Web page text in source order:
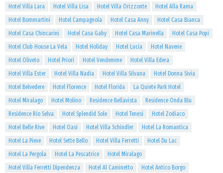
Hotel Villa Lara
Hotel Villa Lisa Hotel Villa Orizzonte
Hotel Alla Rama
Hotel Bommartini
Hotel Campagnola Hotel Casa Anny
Hotel Casa Bianca
Hotel Casa Chincarini
Hotel Casa Gaby Hotel Casa Marinella
Hotel Casa Popi
Hotel Club House La Vela
Hotel Holiday Hotel Lucia
Hotel Navene
Hotel Oliveto
Hotel Priori Hotel Vendemme
Hotel Villa Edera
Hotel Villa Ester
Hotel Villa Nadia Hotel Villa Silvana
Hotel Donna Sivia
Hotel Belvedere
Hotel Florence Hotel Florida
La Quiete Park Hotel
Hotel Miralago
Hotel Molino Residence Bellavista
Residence Onda Blu
Residence Rio Selva
Hotel Splendid Sole Hotel Tenesi
Hotel Zodiaco
Hotel Belle Rive
Hotel Oasi Hotel Villa Schindler
Hotel La Romantica
Hotel La Pieve
Hotel Sette Bello Hotel Villa Ferretti
Hotel Du Lac
Hotel La Pergola
Hotel La Pescatrice
Hotel Miralago
Hotel Villa Ferretti Dipendenza
Hotel Al Caminetto Hotel Antico Borgo